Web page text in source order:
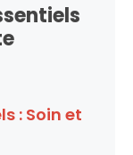
: Soin et